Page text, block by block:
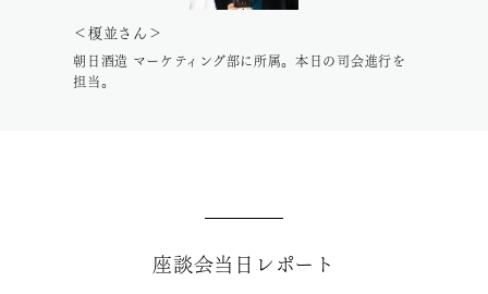
＜榎並さん＞
朝日酒造 マーケティング部に所属。本日の司会進行を
担当。
座談会当日レポート